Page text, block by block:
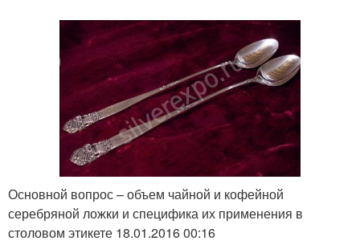
Основной вопрос – объем чайной и кофейной
серебряной ложки и специфика их применения в
столовом этикете 18.01.2016 00:16